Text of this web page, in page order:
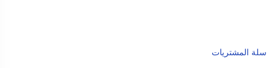
سلة المشتريات